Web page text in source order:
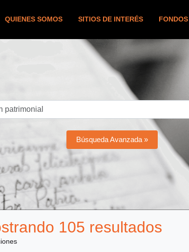
QUIENES SOMOS SITIOS DE INTERÉS FONDOS
Búsqueda Avanzada »
105 resultados